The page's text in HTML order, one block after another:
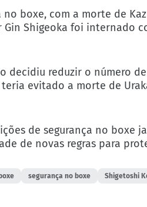
boxe, com a morte de
Shigeoka foi internado
decidiu reduzir o número
evitado a morte de
de segurança no boxe
de novas regras para
segurança no boxe Shigetoshi